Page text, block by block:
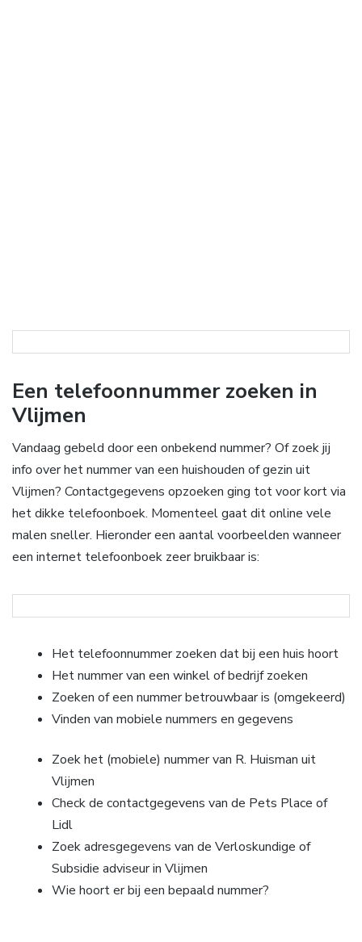
Een telefoonnummer zoeken in
Vlijmen
Vandaag gebeld door een onbekend nummer? Of zoek jij
info over het nummer van een huishouden of gezin uit
Vlijmen? Contactgegevens opzoeken ging tot voor kort via
het dikke telefoonboek. Momenteel gaat dit online vele
malen sneller. Hieronder een aantal voorbeelden wanneer
een internet telefoonboek zeer bruikbaar is:
Het telefoonnummer zoeken dat bij een huis hoort
Het nummer van een winkel of bedrijf zoeken
Zoeken of een nummer betrouwbaar is (omgekeerd)
Vinden van mobiele nummers en gegevens
Zoek het (mobiele) nummer van R. Huisman uit
Vlijmen
Check de contactgegevens van de Pets Place of
Lidl
Zoek adresgegevens van de Verloskundige of
Subsidie adviseur in Vlijmen
Wie hoort er bij een bepaald nummer?